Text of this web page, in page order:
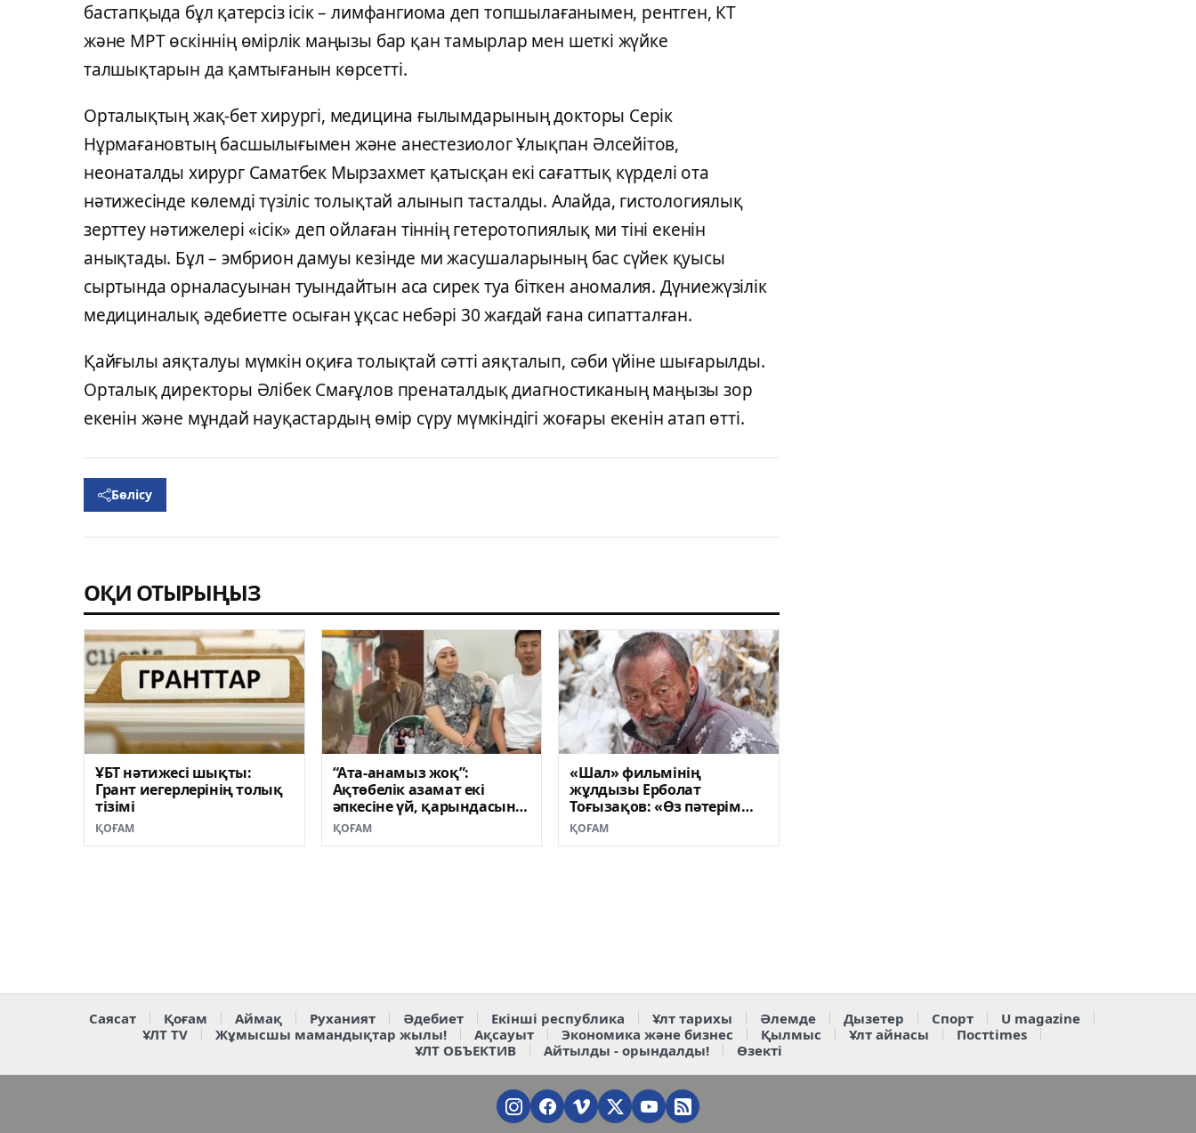
бастапқыда бұл қатерсіз ісік – лимфангиома деп топшылағанымен, рентген, КТ
және МРТ өскіннің өмірлік маңызы бар қан тамырлар мен шеткі жүйке
талшықтарын да қамтығанын көрсетті.
Орталықтың жақ-бет хирургі, медицина ғылымдарының докторы Серік
Нұрмағановтың басшылығымен және анестезиолог Ұлықпан Әлсейітов,
неонаталды хирург Саматбек Мырзахмет қатысқан екі сағаттық күрделі ота
нәтижесінде көлемді түзіліс толықтай алынып тасталды. Алайда, гистологиялық
зерттеу нәтижелері «ісік» деп ойлаған тіннің гетеротопиялық ми тіні екенін
анықтады. Бұл – эмбрион дамуы кезінде ми жасушаларының бас сүйек қуысы
сыртында орналасуынан туындайтын аса сирек туа біткен аномалия. Дүниежүзілік
медициналық әдебиетте осыған ұқсас небәрі 30 жағдай ғана сипатталған.
Қайғылы аяқталуы мүмкін оқиға толықтай сәтті аяқталып, сәби үйіне шығарылды.
Орталық директоры Әлібек Смағұлов пренаталдық диагностиканың маңызы зор
екенін және мұндай науқастардың өмір сүру мүмкіндігі жоғары екенін атап өтті.
Бөлісу
ОҚИ ОТЫРЫҢЫЗ
ҰБТ нәтижесі шықты:
Грант иегерлерінің толық
тізімі
ҚОҒАМ
“Ата-анамыз жоқ”:
Ақтөбелік азамат екі
әпкесіне үй, қарындасына
көлік сыйлады
ҚОҒАМ
«Шал» фильмінің
жұлдызы Ерболат
Тоғызақов: «Өз пәтерім
болмаса, үйленбеймін деп
сөз бергенмін»
ҚОҒАМ
Саясат Қоғам Аймақ Руханият Әдебиет Екінші республика Ұлт тарихы Әлемде Дызетер Спорт
U magazine
ҰЛТ TV
Жұмысшы мамандықтар жылы! Ақсауыт Экономика және бизнес Қылмыс Ұлт айнасы
Постtimes
ҰЛТ ОБЪЕКТИВ
Айтылды - орындалды! Өзекті